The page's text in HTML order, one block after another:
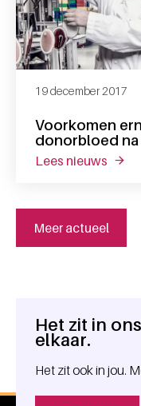
Voorkomen
donorbloed na
19 december 2017
lees nieuws
Meer actueel
Algemene
Het zit in
elkaar.
Het zit ook in jou.